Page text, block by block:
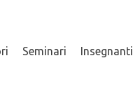
Seminari Insegnanti